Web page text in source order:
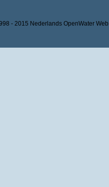
- 2015 Nederlands OpenWater